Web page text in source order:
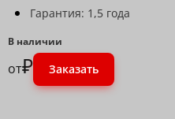
Гарантия: 1,5 года
В наличии
от₽ Заказать